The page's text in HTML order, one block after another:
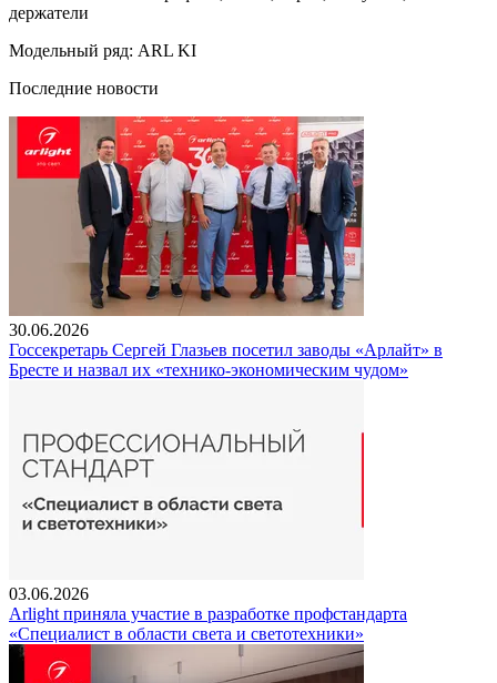
держатели
Модельный ряд: ARL KI
Последние новости
30.06.2026
Госсекретарь Сергей Глазьев посетил заводы «Арлайт» в
Бресте и назвал их «технико-экономическим чудом»
03.06.2026
Arlight приняла участие в разработке профстандарта
«Специалист в области света и светотехники»